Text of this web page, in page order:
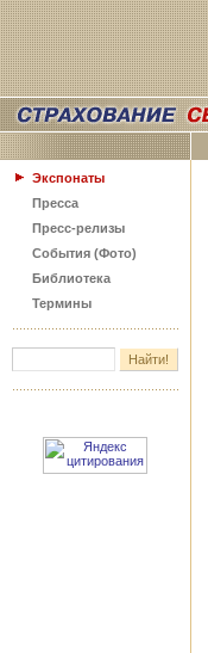
Экспонаты
Пресса
Пресс-релизы
События (Фото)
Библиотека
Термины